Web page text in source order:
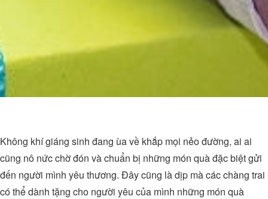
Không khí giáng sinh đang ùa về khắp mọi nẻo đường, ai ai
cũng nô nức chờ đón và chuẩn bị những món quà đặc biệt gửi
đến người mình yêu thương. Đây cũng là dịp mà các chàng trai
có thể dành tặng cho người yêu của mình những món quà